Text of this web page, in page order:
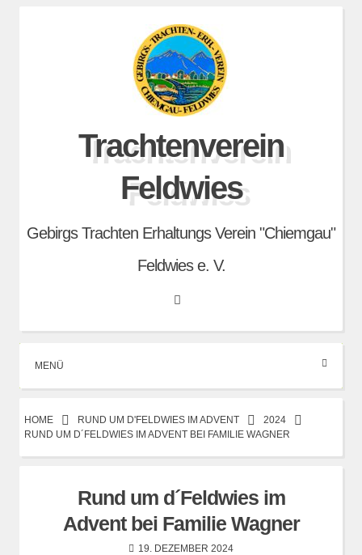
Trachtenverein
Feldwies
Gebirgs Trachten Erhaltungs Verein "Chiemgau"
Feldwies e. V.
Search
MENÜ
HOME RUND UM D'FELDWIES IM ADVENT
2024
RUND UM D´FELDWIES IM ADVENT BEI FAMILIE WAGNER
Rund um d´Feldwies im
Advent bei Familie Wagner
19. DEZEMBER 2024